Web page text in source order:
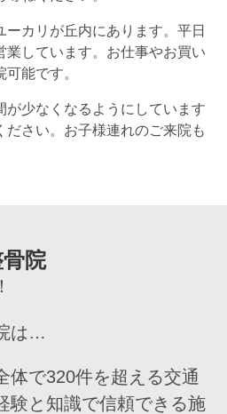
ーカリが丘内にあります。平日
業しています。お仕事やお買い
能です。
が少なくなるようにしています
ださい。お子様連れのご来院も
院
は…
体で320件を超える交通
験と知識で信頼できる施